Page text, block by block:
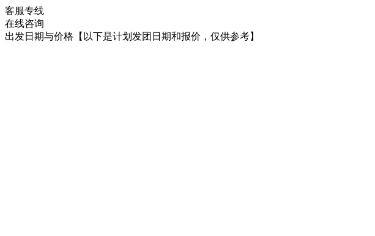
客服专线
在线咨询
出发日期与价格 【以下是计划发团日期和报价，仅供参考】